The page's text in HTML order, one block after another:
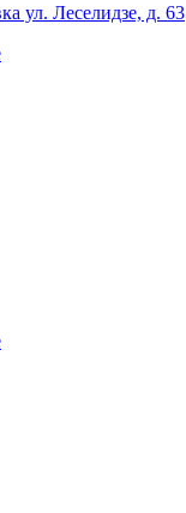
ул. Леселидзе, д. 63